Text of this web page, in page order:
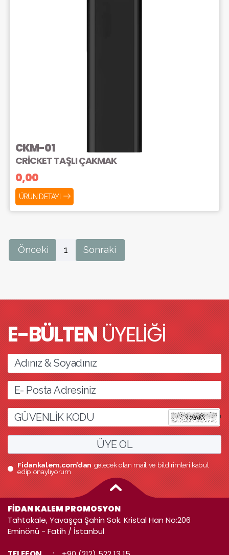
CKM-01
CRİCKET TAŞLI ÇAKMAK
0,00
ÜRÜN DETAYI
Önceki 1 Sonraki
E-BÜLTENÜYELİĞİ
l
ÜYE OL
Fidankalem.com’dangelecek olan mail ve bildirimleri kabul
edip onaylıyorum
FİDAN KALEM PROMOSYON
Tahtakale, Yavaşça Şahin Sok. Kristal Han No:206
Eminönü - Fatih / İstanbul